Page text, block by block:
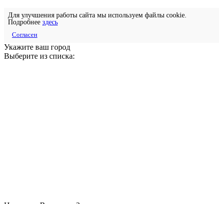
Для улучшения работы сайта мы используем файлы cookie.
Подробнее здесь
Согласен
Укажите ваш город
Выберите из списка: